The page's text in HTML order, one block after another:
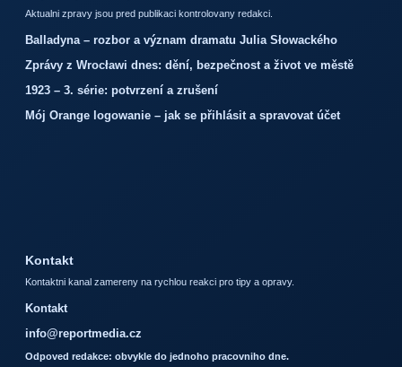
Aktualni zpravy jsou pred publikaci kontrolovany redakci.
Balladyna – rozbor a význam dramatu Julia Słowackého
Zprávy z Wrocławi dnes: dění, bezpečnost a život ve městě
1923 – 3. série: potvrzení a zrušení
Mój Orange logowanie – jak se přihlásit a spravovat účet
Kontakt
Kontaktni kanal zamereny na rychlou reakci pro tipy a opravy.
Kontakt
info@reportmedia.cz
Odpoved redakce: obvykle do jednoho pracovniho dne.